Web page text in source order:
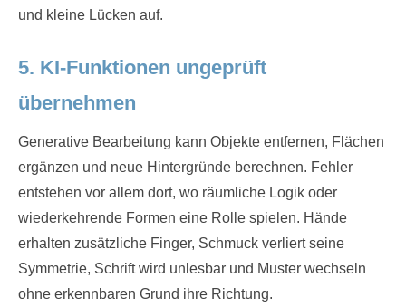
und kleine Lücken auf.
5. KI-Funktionen ungeprüft
übernehmen
Generative Bearbeitung kann Objekte entfernen, Flächen
ergänzen und neue Hintergründe berechnen. Fehler
entstehen vor allem dort, wo räumliche Logik oder
wiederkehrende Formen eine Rolle spielen. Hände
erhalten zusätzliche Finger, Schmuck verliert seine
Symmetrie, Schrift wird unlesbar und Muster wechseln
ohne erkennbaren Grund ihre Richtung.